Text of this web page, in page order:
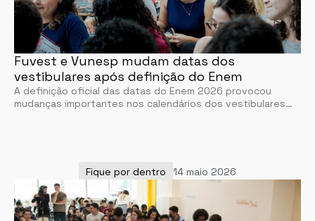
Fuvest e Vunesp mudam datas dos
vestibulares após definição do Enem
A definição oficial das datas do Enem 2026 provocou
mudanças importantes nos calendários dos vestibulares…
Fique por dentro 14 maio 2026